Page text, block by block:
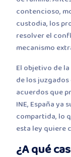
contencioso,
custodia, los
resolver el
mecanismo
El objetivo de
de los
acuerdos que
INE, España ya
compartida, lo
esta ley quiere
¿A qué